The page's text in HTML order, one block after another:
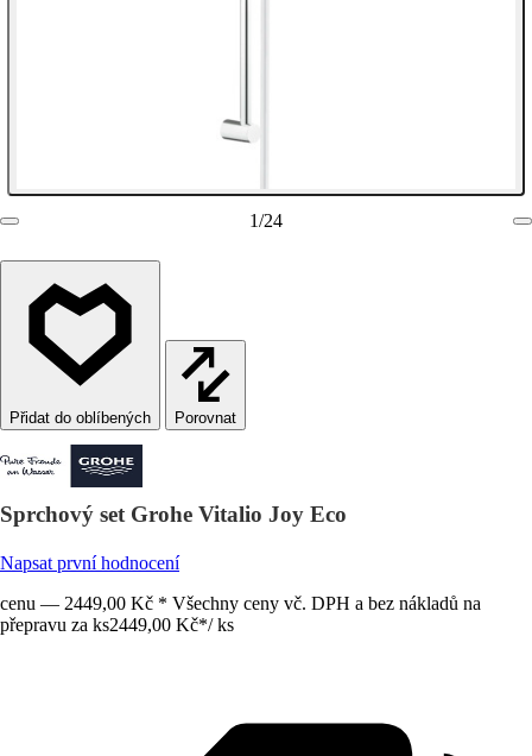
1/24
Porovnat
Sprchový set Grohe Vitalio Joy Eco
Napsat první hodnocení
cenu — 2449,00 Kč * Všechny ceny vč. DPH a bez nákladů na
přepravu za ks2449,00 Kč*/ ks